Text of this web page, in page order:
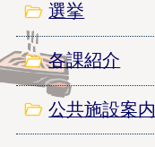
選挙
各課紹介
公共施設案内